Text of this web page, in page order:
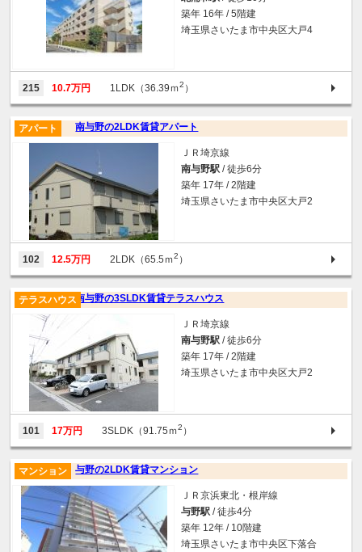
築年 16年 / 5階建
埼玉県さいたま市中央区大戸4
215 10.7万円 1LDK（36.39ｍ2 ）
南与野の2LDK賃貸アパート
アパート
ＪＲ埼京線
南与野駅 / 徒歩6分
築年 17年 / 2階建
埼玉県さいたま市中央区大戸2
102 12.5万円 2LDK（65.5ｍ2 ）
南与野の3SLDK賃貸テラスハウス
テラスハウス
ＪＲ埼京線
南与野駅 / 徒歩6分
築年 17年 / 2階建
埼玉県さいたま市中央区大戸2
101 17万円 3SLDK（91.75ｍ2 ）
与野の2LDK賃貸マンション
マンション
ＪＲ京浜東北・根岸線
与野駅 / 徒歩4分
築年 12年 / 10階建
埼玉県さいたま市中央区下落合